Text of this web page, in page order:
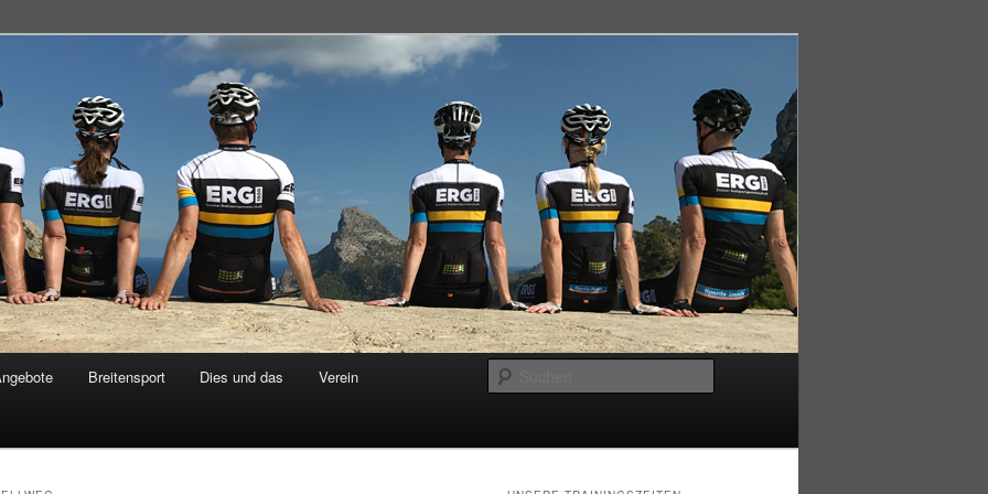
Breitensport Dies und das Verein